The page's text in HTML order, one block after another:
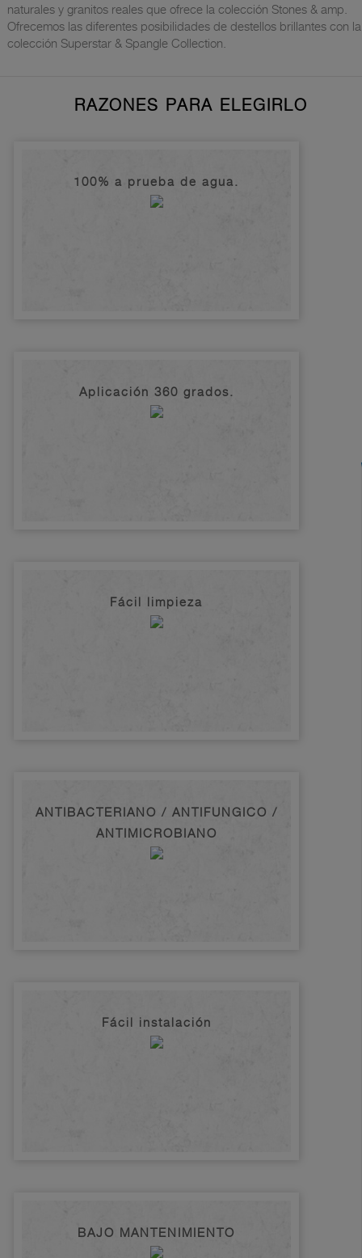
naturales y granitos reales que ofrece la colección Stones & amp.
Ofrecemos las diferentes posibilidades de destellos brillantes con la
colección Superstar & Spangle Collection.
RAZONES PARA ELEGIRLO
100% a prueba de agua.
Aplicación 360 grados.
Fácil limpieza
ANTIBACTERIANO / ANTIFUNGICO /
ANTIMICROBIANO
Fácil instalación
BAJO MANTENIMIENTO